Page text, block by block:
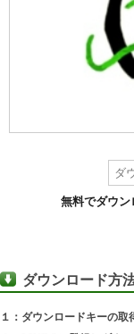
無料でダウン
ダウンロード方
１：ダウンロードキーの取